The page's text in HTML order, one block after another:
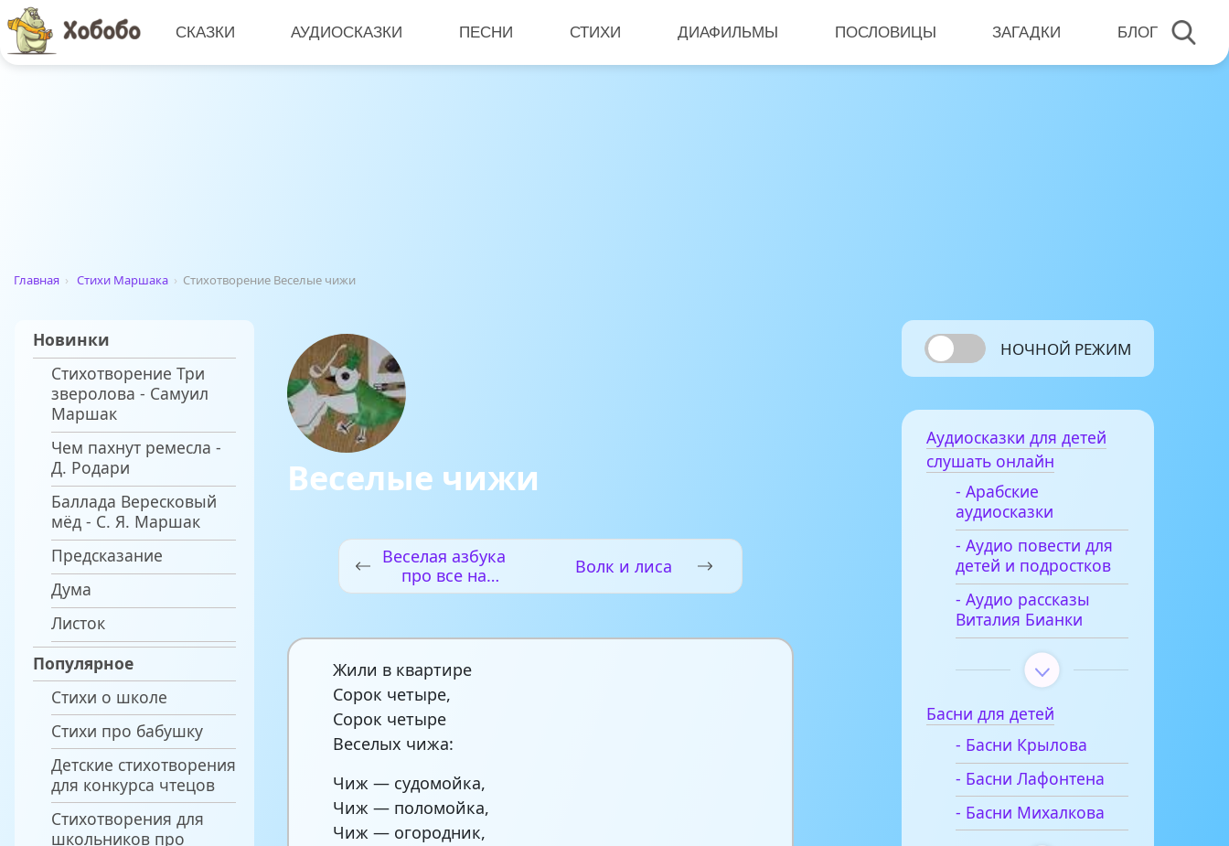
СКАЗКИ АУДИОСКАЗКИ ПЕСНИ СТИХИ ДИАФИЛЬМЫ ПОСЛОВИЦЫ ЗАГАДКИ БЛОГ
Главная › Стихи Маршака › Стихотворение Веселые чижи
Новинки
Стихотворение Три
зверолова - Самуил
Маршак
Чем пахнут ремесла -
Д. Родари
Баллада Вересковый
мёд - С. Я. Маршак
Предсказание
Дума
Листок
Популярное
Стихи о школе
Стихи про бабушку
Детские стихотворения
для конкурса чтецов
Стихотворения для
школьников про
Веселые чижи
Веселая азбука
про все на
свете
Волк и лиса
Жили в квартире
Сорок четыре,
Сорок четыре
Веселых чижа:
Чиж — судомойка,
Чиж — поломойка,
Чиж — огородник,
НОЧНОЙ РЕЖИМ
Аудиосказки для детей
слушать онлайн
- Арабские
аудиосказки
- Аудио повести для
детей и подростков
- Аудио рассказы
Виталия Бианки
Басни для детей
- Басни Крылова
- Басни Лафонтена
- Басни Михалкова